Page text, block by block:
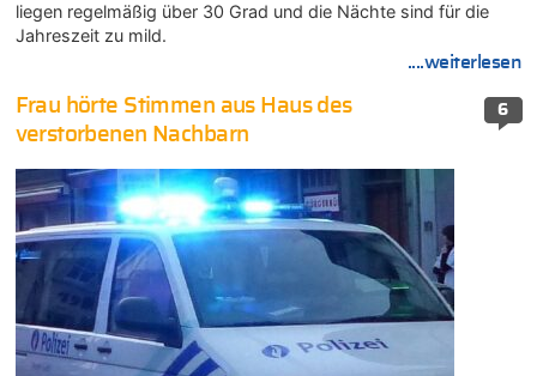
liegen regelmäßig über 30 Grad und die Nächte sind für die
Jahreszeit zu mild.
....weiterlesen
6
Frau hörte Stimmen aus Haus des
verstorbenen Nachbarn